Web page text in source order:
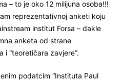
– to je oko 12 milijuna osoba!!!
reprezentativnoj anketi koju
institut Forsa – dakle
anketa od strane
i “teoretičara zavjere”.
podatcim “Instituta Paul